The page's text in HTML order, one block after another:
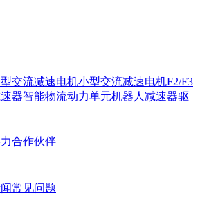
交流减速电机小型交流减速电机F2/F3
器智能物流动力单元机器人减速器驱
合作伙伴
常见问题